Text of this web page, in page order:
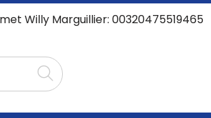
Willy Marguillier: 00320475519465